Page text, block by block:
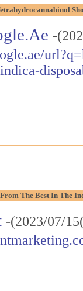
-
The Best In The
-(2023/07/